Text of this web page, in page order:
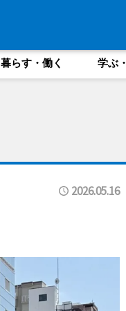
暮らす・働く 学ぶ
2026.05.16